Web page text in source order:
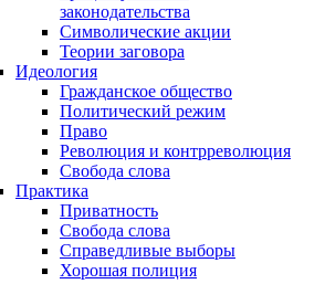
законодательства
Символические акции
Теории заговора
Идеология
Гражданское общество
Политический режим
Право
Революция и контрреволюция
Свобода слова
Практика
Приватность
Свобода слова
Справедливые выборы
Хорошая полиция